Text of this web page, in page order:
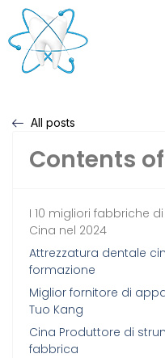
All posts
Contents
I 10 migliori fabbriche
Cina nel 2024
Attrezzatura dentale
formazione
Miglior fornitore di
Tuo Kang
Cina Produttore di
fabbrica